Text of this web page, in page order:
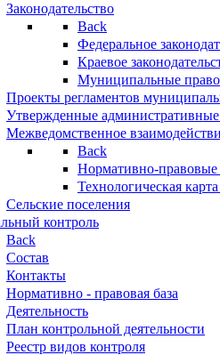
Законодательство
Back
Федеральное
Краевое
Муниципальные
Проекты регламентов
Утвержденные
Межведомственное
Back
Нормативно-правовые
Технологическая
Сельские поселения
контроль
Back
Состав
Контакты
Нормативно - правовая база
Деятельность
План контрольной деятельности
Реестр видов контроля